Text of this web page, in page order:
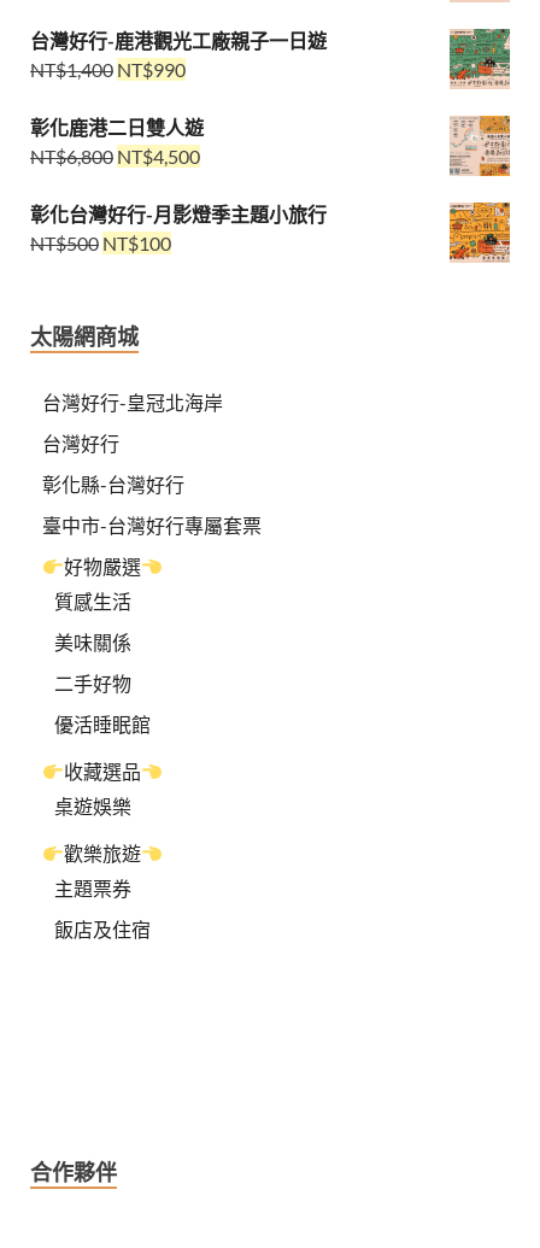
台灣好行-鹿港觀光工廠親子一日遊
NT$1,400 NT$990
彰化鹿港二日雙人遊
NT$6,800 NT$4,500
彰化台灣好行-月影燈季主題小旅行
NT$500 NT$100
太陽網商城
台灣好行-皇冠北海岸
台灣好行
彰化縣-台灣好行
臺中市-台灣好行專屬套票
好物嚴選
質感生活
美味關係
二手好物
優活睡眠館
收藏選品
桌遊娛樂
歡樂旅遊
主題票券
飯店及住宿
合作夥伴